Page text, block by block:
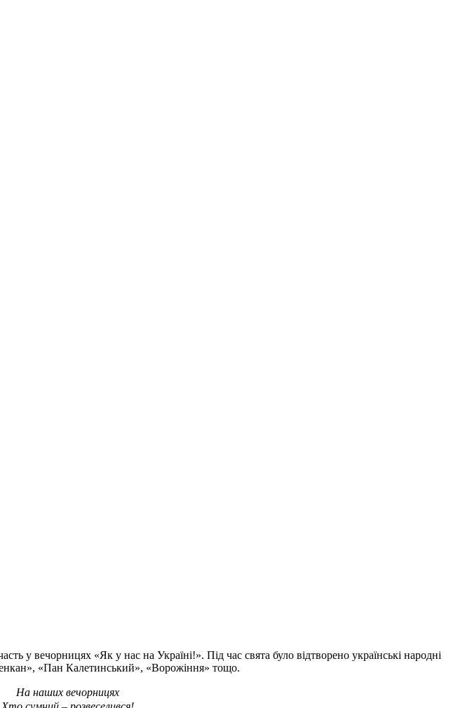
у вечорницях «Як у нас на Україні!». Під час свята було відтворено українські народні
«Пан Калетинський», «Ворожіння» тощо.
На наших вечорницях